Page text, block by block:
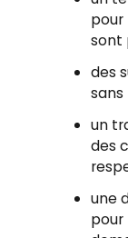
pour
sont
des
un
des
une
pour